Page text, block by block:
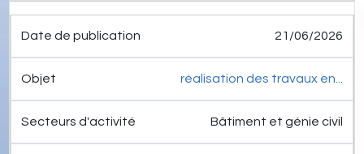
21/06/2026
réalisation des travaux en...
Bâtiment et génie civil